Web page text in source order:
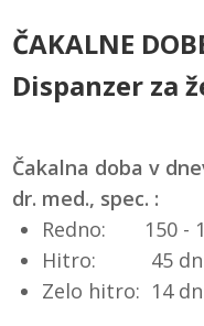
ČAKALNE
Dispanzer za
Čakalna doba v
dr. med., spec. :
Redno: 150 -
Hitro: 45
Zelo hitro: 14